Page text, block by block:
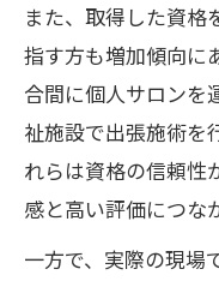
また、取得した資格
指す方も増加傾向に
合間に個人サロンを
祉施設で出張施術を
れらは資格の信頼性
感と高い評価につな
一方で、実際の現場